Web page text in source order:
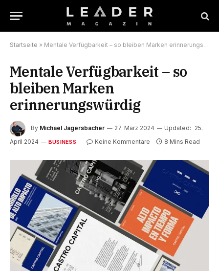
Startseite » Mentale Verfügbarkeit – so bleiben Marken erinnerungswürdig
Mentale Verfügbarkeit – so
bleiben Marken
erinnerungswürdig
By Michael Jagersbacher 27. März 2024 Updated: 25.
April 2024
BUSINESS Keine Kommentare 8 Mins Read